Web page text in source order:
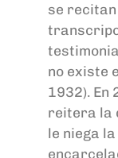
se
no existe
1932). En
reitera la
le niega